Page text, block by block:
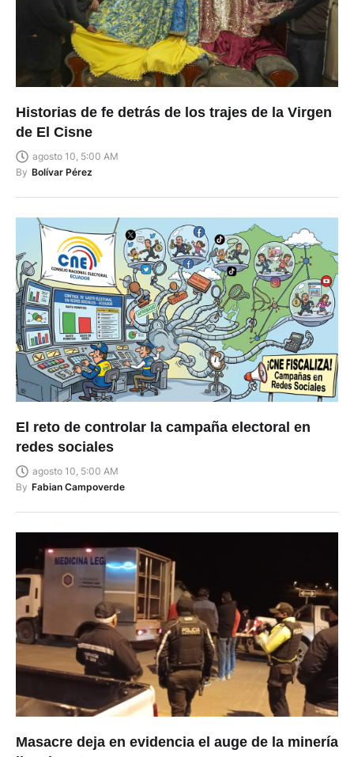
Historias de fe detrás de los trajes de la Virgen
de El Cisne
agosto 10, 5:00 AM
By
Bolívar Pérez
El reto de controlar la campaña electoral en
redes sociales
agosto 10, 5:00 AM
By
Fabian Campoverde
Masacre deja en evidencia el auge de la minería
ilegal en Azuay